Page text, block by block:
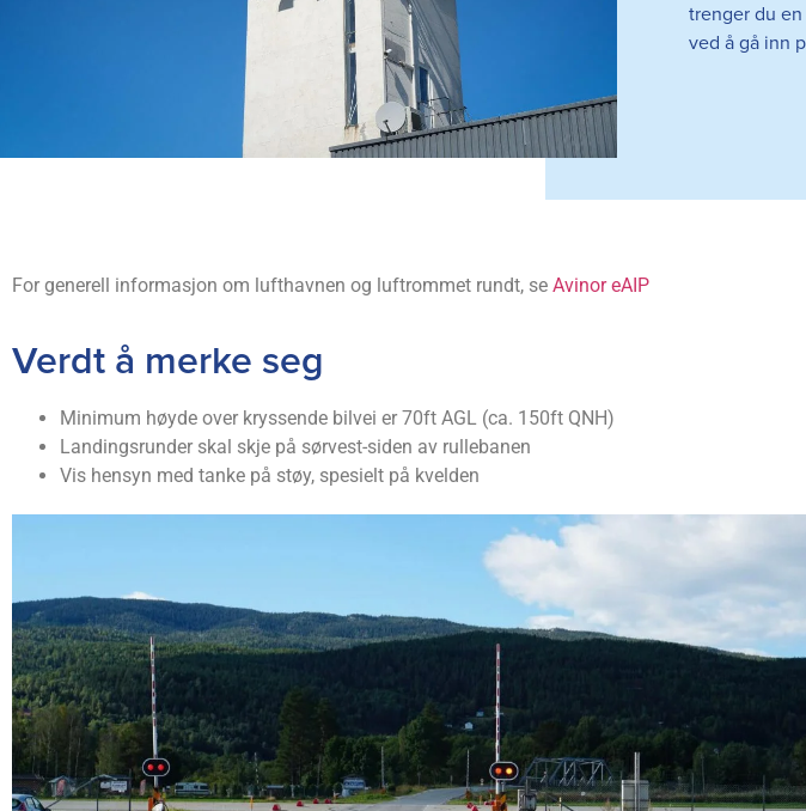
trenger du en
ved å gå inn
For generell informasjon om lufthavnen og luftrommet rundt, se Avinor eAIP
Verdt å merke seg
Minimum høyde over kryssende bilvei er 70ft AGL (ca. 150ft QNH)
Landingsrunder skal skje på sørvest-siden av rullebanen
Vis hensyn med tanke på støy, spesielt på kvelden